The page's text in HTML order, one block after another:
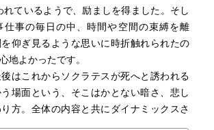
れているようで、励ましを得ました。そし
仕事の毎日の中、時間や空間の束縛を離
仰ぎ見るような思いに時折触れられたの
地よかったです。
はこれからソクラテスが死へと誘われる
場面という、そこはかとない暗さ、悲し
方。全体の内容と共にダイナミックスさ